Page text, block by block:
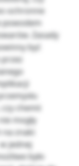
ochronne
powodem
Zasady
być
chemii
mogły
znaki
jednej
było